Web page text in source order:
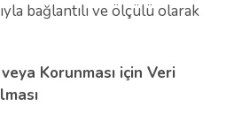
bağlantılı ve ölçülü olarak
Korunması için Veri